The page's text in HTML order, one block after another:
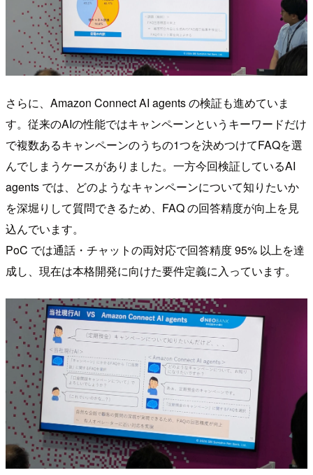
さらに、Amazon Connect AI agents の検証も進めていま
す。従来のAIの性能ではキャンペーンというキーワードだけ
で複数あるキャンペーンのうちの1つを決めつけてFAQを選
んでしまうケースがありました。一方今回検証しているAI
agents では、どのようなキャンペーンについて知りたいか
を深堀りして質問できるため、FAQ の回答精度が向上を見
込んでいます。
PoC では通話・チャットの両対応で回答精度 95% 以上を達
成し、現在は本格開発に向けた要件定義に入っています。